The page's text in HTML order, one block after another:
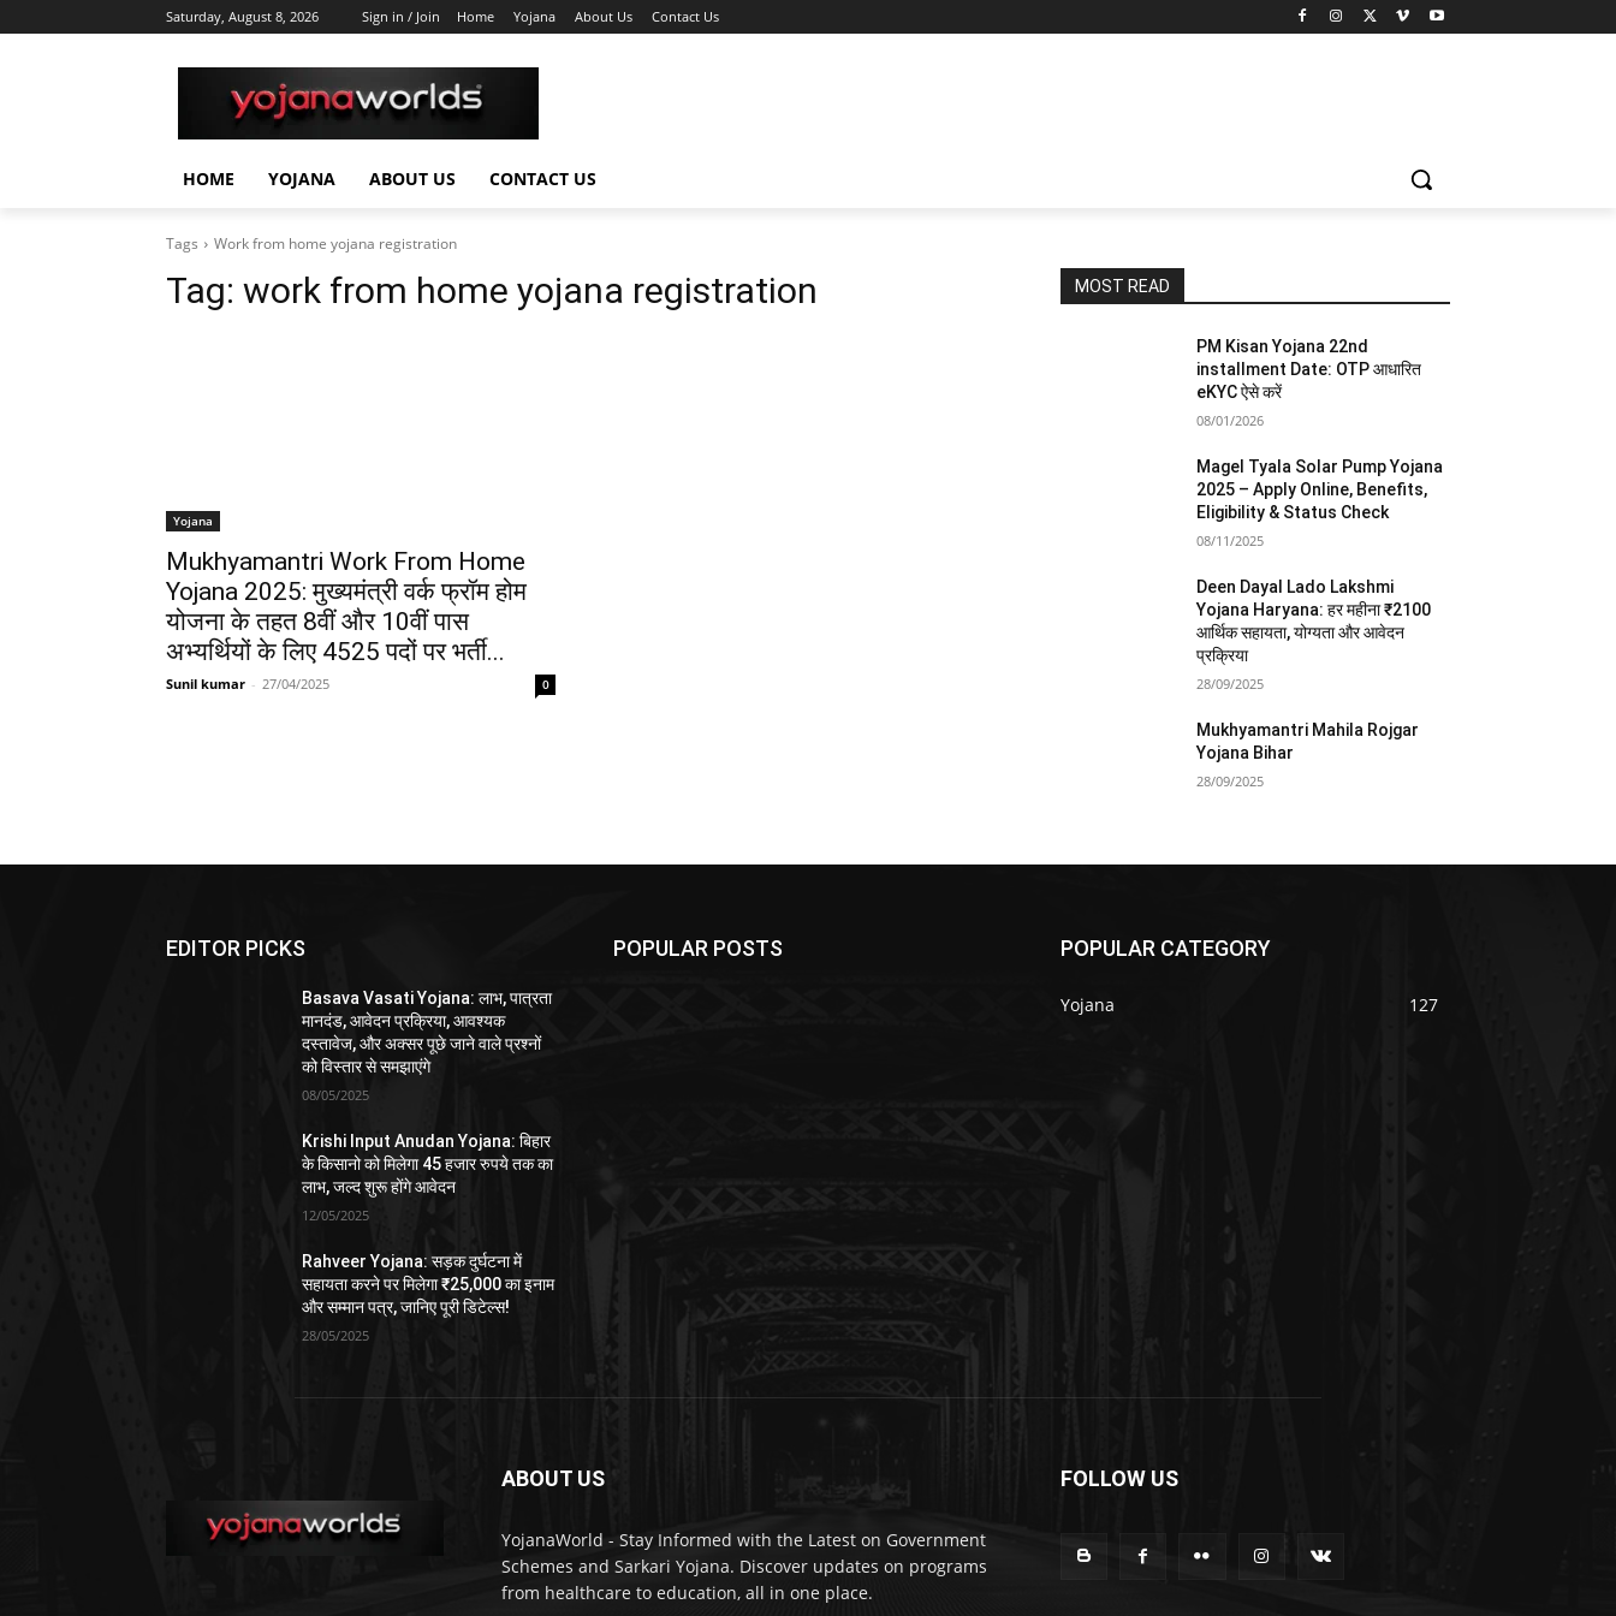
Saturday, August 8, 2026 Sign in / Join Home Yojana About Us Contact Us
HOME YOJANA ABOUT US CONTACT US
Tags Work from home yojana registration
Tag: work from home yojana registration
Yojana
Mukhyamantri Work From Home
Yojana 2025: मुख्यमंत्री वर्क फ्रॉम होम
योजना के तहत 8वीं और 10वीं पास
अभ्यर्थियों के लिए 4525 पदों पर भर्ती...
Sunil kumar - 27/04/2025 0
MOST READ
PM Kisan Yojana 22nd
installment Date: OTP आधारित
eKYC ऐसे करें
08/01/2026
Magel Tyala Solar Pump Yojana
2025 – Apply Online, Benefits,
Eligibility & Status Check
08/11/2025
Deen Dayal Lado Lakshmi
Yojana Haryana: हर महीना ₹2100
आर्थिक सहायता, योग्यता और आवेदन
प्रक्रिया
28/09/2025
Mukhyamantri Mahila Rojgar
Yojana Bihar
28/09/2025
EDITOR PICKS
Basava Vasati Yojana: लाभ, पात्रता
मानदंड, आवेदन प्रक्रिया, आवश्यक
दस्तावेज, और अक्सर पूछे जाने वाले प्रश्नों
को विस्तार से समझाएंगे
08/05/2025
Krishi Input Anudan Yojana: बिहार
के किसानो को मिलेगा 45 हजार रुपये तक का
लाभ, जल्द शुरू होंगे आवेदन
12/05/2025
Rahveer Yojana: सड़क दुर्घटना में
सहायता करने पर मिलेगा ₹25,000 का इनाम
और सम्मान पत्र, जानिए पूरी डिटेल्स!
28/05/2025
POPULAR POSTS POPULAR CATEGORY
Yojana 127
ABOUT US
YojanaWorld - Stay Informed with the Latest on Government
Schemes and Sarkari Yojana. Discover updates on programs
from healthcare to education, all in one place.
FOLLOW US